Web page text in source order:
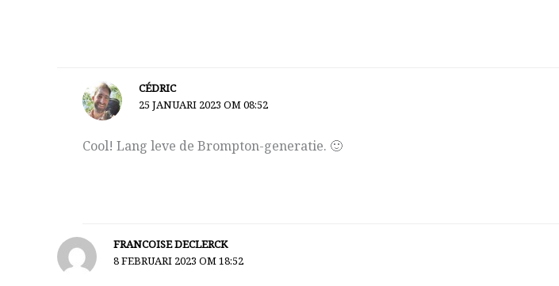
CÉDRIC
25 JANUARI 2023 OM 08:52
Cool! Lang leve de Brompton-generatie. 🙂
FRANCOISE DECLERCK
8 FEBRUARI 2023 OM 18:52